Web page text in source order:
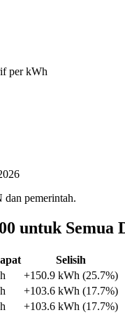
per kWh
dan pemerintah.
untuk Semua
Selisih
+150.9 kWh (25.7%)
+103.6 kWh (17.7%)
+103.6 kWh (17.7%)